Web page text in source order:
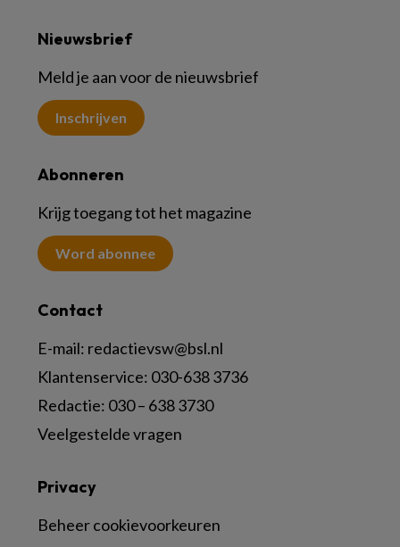
Nieuwsbrief
Meld je aan voor de nieuwsbrief
Inschrijven
Abonneren
Krijg toegang tot het magazine
Word abonnee
Contact
E-mail: redactievsw@bsl.nl
Klantenservice: 030-638 3736
Redactie: 030 – 638 3730
Veelgestelde vragen
Privacy
Beheer cookievoorkeuren